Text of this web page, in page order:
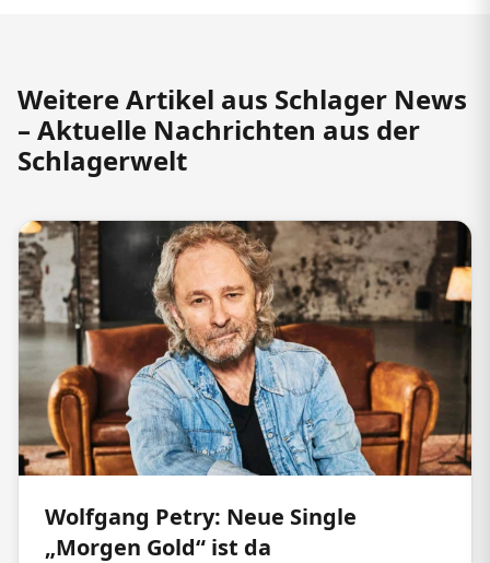
Weitere Artikel aus Schlager News
– Aktuelle Nachrichten aus der
Schlagerwelt
Wolfgang Petry: Neue Single
„Morgen Gold“ ist da